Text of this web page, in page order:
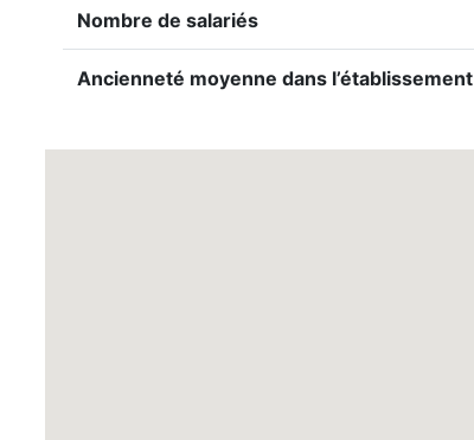
Nombre de salariés
Ancienneté moyenne dans l’établissement